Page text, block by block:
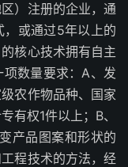
）注册的企业，通
或通过5年以上的
核心技术拥有自主
数量要求：A、发
农作物品种、国家
有权1件以上；B、
产品图案和形状的
程技术的方法，经